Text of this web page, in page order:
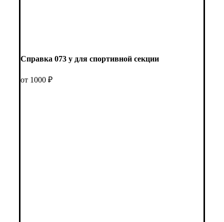
Справка 073 у для спортивной секции
от 1000 ₽